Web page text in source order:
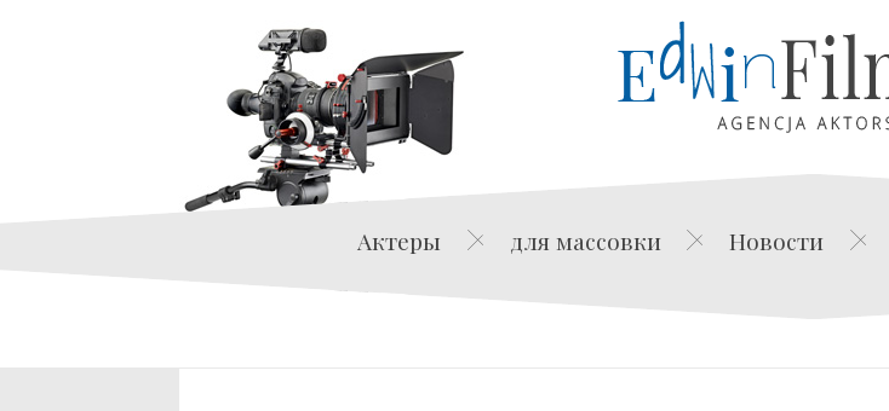
Актеры для массовки Новости